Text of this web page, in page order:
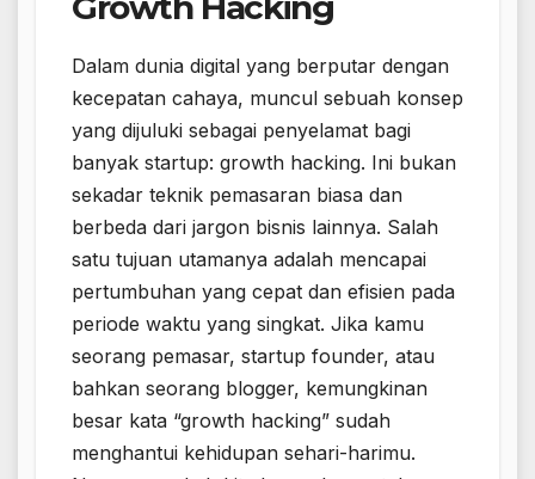
Dalam dunia digital yang berputar dengan
kecepatan cahaya, muncul sebuah konsep
yang dijuluki sebagai penyelamat bagi
banyak startup: growth hacking. Ini bukan
sekadar teknik pemasaran biasa dan
berbeda dari jargon bisnis lainnya. Salah
satu tujuan utamanya adalah mencapai
pertumbuhan yang cepat dan efisien pada
periode waktu yang singkat. Jika kamu
seorang pemasar, startup founder, atau
bahkan seorang blogger, kemungkinan
besar kata “growth hacking” sudah
menghantui kehidupan sehari-harimu.